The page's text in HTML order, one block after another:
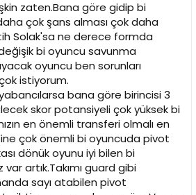
zaten.Bana göre gidip bi
çok şans alması çok daha
Solak'sa ne derece formda
bi oyuncu savunma
oyuncu ben sorunları
istiyorum.
bana göre birincisi 3
skor potansiyeli çok yüksek bi
en önemli transferi olmalı en
çok önemli bi oyuncuda pivot
dönük oyunu iyi bilen bi
artık.Takımı guard gibi
sayı atabilen pivot